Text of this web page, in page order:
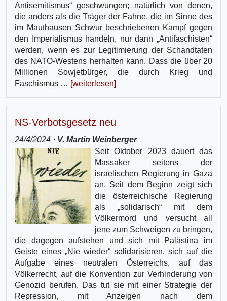
Antisemitismus“ geschwungen; natürlich von denen,
die anders als die Träger der Fahne, die im Sinne des
im Mauthausen Schwur beschriebenen Kampf gegen
den Imperialismus handeln, nur dann „Antifaschisten“
werden, wenn es zur Legitimierung der Schandtaten
des NATO-Westens herhalten kann. Dass die über 20
Millionen Sowjetbürger, die durch Krieg und
Faschismus … [weiterlesen]
NS-Verbotsgesetz neu
24/4/2024 · V. Martin Weinberger
Seit Oktober 2023 dauert das
Massaker seitens der
israelischen Regierung in Gaza
an. Seit dem Beginn zeigt sich
die österreichische Regierung
als „solidarisch“ mit dem
Völkermord und versucht all
jene zum Schweigen zu bringen,
die dagegen aufstehen und sich mit Palästina im
Geiste eines „Nie wieder“ solidarisieren, sich auf die
Aufgabe eines neutralen Österreichs, auf das
Völkerrecht, auf die Konvention zur Verhinderung von
Genozid berufen. Das tut sie mit einer Strategie der
Repression, mit Anzeigen nach dem